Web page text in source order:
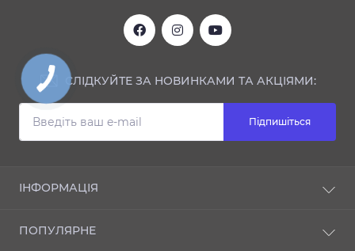
СЛІДКУЙТЕ ЗА НОВИНКАМИ ТА АКЦІЯМИ:
Підпишіться
ІНФОРМАЦІЯ
Відгуки
ПОПУЛЯРНЕ